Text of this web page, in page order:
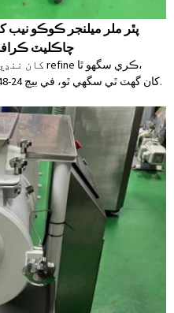
چاڪليٽ
fineness 20um کان گهٽ ٿي سگهي ٿو، في بيچ 24-48 ڪلاڪ استعمال ڪندو.